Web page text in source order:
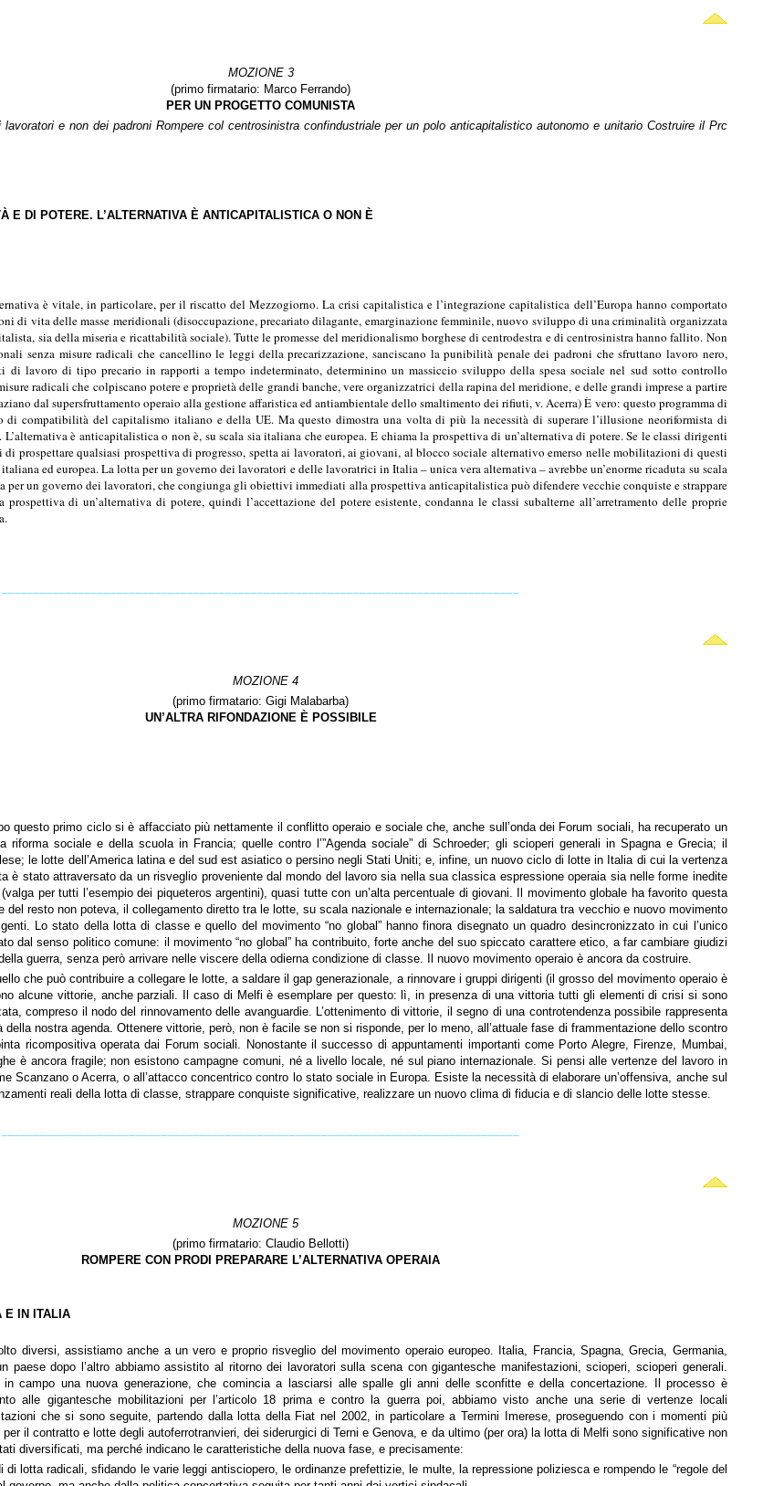
MOZIONE 3
(primo firmatario: Marco Ferrando)
PER UN PROGETTO COMUNISTA
e non dei padroni Rompere col centrosinistra confindustriale per un polo anticapitalistico autonomo e unitario Costruire il Prc
E DI POTERE. L’ALTERNATIVA È ANTICAPITALISTICA O NON È
è vitale, in particolare, per il riscatto del Mezzogiorno. La crisi capitalistica e l’integrazione capitalistica dell’Europa hanno comportato
di vita delle masse meridionali (disoccupazione, precariato dilagante, emarginazione femminile, nuovo sviluppo di una criminalità organizzata
sia della miseria e ricattabilità sociale). Tutte le promesse del meridionalismo borghese di centrodestra e di centrosinistra hanno fallito. Non
senza misure radicali che cancellino le leggi della precarizzazione, sanciscano la punibilità penale dei padroni che sfruttano lavoro nero,
di lavoro di tipo precario in rapporti a tempo indeterminato, determinino un massiccio sviluppo della spesa sociale nel sud sotto controllo
radicali che colpiscano potere e proprietà delle grandi banche, vere organizzatrici della rapina del meridione, e delle grandi imprese a partire
dal supersfruttamento operaio alla gestione affaristica ed antiambientale dello smaltimento dei rifiuti, v. Acerra) È vero: questo programma di
compatibilità del capitalismo italiano e della UE. Ma questo dimostra una volta di più la necessità di superare l’illusione neoriformista di
è anticapitalistica o non è, su scala sia italiana che europea. E chiama la prospettiva di un’alternativa di potere. Se le classi dirigenti
di prospettare qualsiasi prospettiva di progresso, spetta ai lavoratori, ai giovani, al blocco sociale alternativo emerso nelle mobilitazioni di questi
ed europea. La lotta per un governo dei lavoratori e delle lavoratrici in Italia – unica vera alternativa – avrebbe un’enorme ricaduta su scala
per un governo dei lavoratori, che congiunga gli obiettivi immediati alla prospettiva anticapitalistica può difendere vecchie conquiste e strappare
di un’alternativa di potere, quindi l’accettazione del potere esistente, condanna le classi subalterne all’arretramento delle proprie
MOZIONE 4
(primo firmatario: Gigi Malabarba)
UN’ALTRA RIFONDAZIONE È POSSIBILE
questo primo ciclo si è affacciato più nettamente il conflitto operaio e sociale che, anche sull’onda dei Forum sociali, ha recuperato un
riforma sociale e della scuola in Francia; quelle contro l’”Agenda sociale” di Schroeder; gli scioperi generali in Spagna e Grecia; il
le lotte dell’America latina e del sud est asiatico o persino negli Stati Uniti; e, infine, un nuovo ciclo di lotte in Italia di cui la vertenza
è stato attraversato da un risveglio proveniente dal mondo del lavoro sia nella sua classica espressione operaia sia nelle forme inedite
per tutti l’esempio dei piqueteros argentini), quasi tutte con un’alta percentuale di giovani. Il movimento globale ha favorito questa
del resto non poteva, il collegamento diretto tra le lotte, su scala nazionale e internazionale; la saldatura tra vecchio e nuovo movimento
Lo stato della lotta di classe e quello del movimento “no global” hanno finora disegnato un quadro desincronizzato in cui l’unico
dal senso politico comune: il movimento “no global” ha contribuito, forte anche del suo spiccato carattere etico, a far cambiare giudizi
guerra, senza però arrivare nelle viscere della odierna condizione di classe. Il nuovo movimento operaio è ancora da costruire.
che può contribuire a collegare le lotte, a saldare il gap generazionale, a rinnovare i gruppi dirigenti (il grosso del movimento operaio è
alcune vittorie, anche parziali. Il caso di Melfi è esemplare per questo: lì, in presenza di una vittoria tutti gli elementi di crisi si sono
compreso il nodo del rinnovamento delle avanguardie. L’ottenimento di vittorie, il segno di una controtendenza possibile rappresenta
nostra agenda. Ottenere vittorie, però, non è facile se non si risponde, per lo meno, all’attuale fase di frammentazione dello scontro
ricompositiva operata dai Forum sociali. Nonostante il successo di appuntamenti importanti come Porto Alegre, Firenze, Mumbai,
è ancora fragile; non esistono campagne comuni, né a livello locale, né sul piano internazionale. Si pensi alle vertenze del lavoro in
Scanzano o Acerra, o all’attacco concentrico contro lo stato sociale in Europa. Esiste la necessità di elaborare un’offensiva, anche sul
reali della lotta di classe, strappare conquiste significative, realizzare un nuovo clima di fiducia e di slancio delle lotte stesse.
MOZIONE 5
(primo firmatario: Claudio Bellotti)
ROMPERE CON PRODI PREPARARE L’ALTERNATIVA OPERAIA
E IN ITALIA
diversi, assistiamo anche a un vero e proprio risveglio del movimento operaio europeo. Italia, Francia, Spagna, Grecia, Germania,
paese dopo l’altro abbiamo assistito al ritorno dei lavoratori sulla scena con gigantesche manifestazioni, scioperi, scioperi generali.
campo una nuova generazione, che comincia a lasciarsi alle spalle gli anni delle sconfitte e della concertazione. Il processo è
alle gigantesche mobilitazioni per l’articolo 18 prima e contro la guerra poi, abbiamo visto anche una serie di vertenze locali
che si sono seguite, partendo dalla lotta della Fiat nel 2002, in particolare a Termini Imerese, proseguendo con i momenti più
il contratto e lotte degli autoferrotranvieri, dei siderurgici di Terni e Genova, e da ultimo (per ora) la lotta di Melfi sono significative non
diversificati, ma perché indicano le caratteristiche della nuova fase, e precisamente:
lotta radicali, sfidando le varie leggi antisciopero, le ordinanze prefettizie, le multe, la repressione poliziesca e rompendo le “regole del